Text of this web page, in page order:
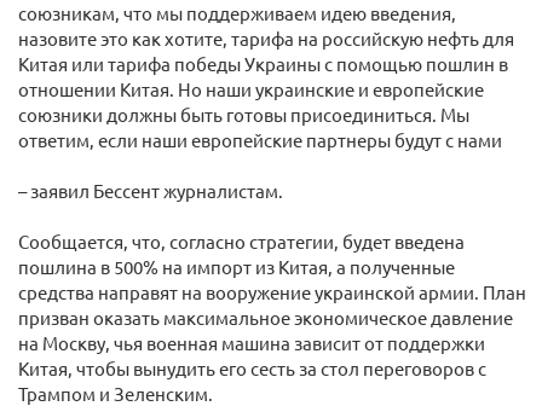
союзникам, что мы поддерживаем идею введения,
назовите это как хотите, тарифа на российскую нефть для
Китая или тарифа победы Украины с помощью пошлин в
отношении Китая. Но наши украинские и европейские
союзники должны быть готовы присоединиться. Мы
ответим, если наши европейские партнеры будут с нами
– заявил Бессент журналистам.
Сообщается, что, согласно стратегии, будет введена
пошлина в 500% на импорт из Китая, а полученные
средства направят на вооружение украинской армии. План
призван оказать максимальное экономическое давление
на Москву, чья военная машина зависит от поддержки
Китая, чтобы вынудить его сесть за стол переговоров с
Трампом и Зеленским.